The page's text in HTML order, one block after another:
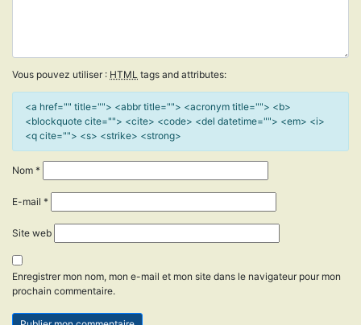
Vous pouvez utiliser : HTML tags and attributes:
<a href="" title=""> <abbr title=""> <acronym title=""> <b>
<blockquote cite=""> <cite> <code> <del datetime=""> <em> <i>
<q cite=""> <s> <strike> <strong>
Nom *
E-mail *
Site web
Enregistrer mon nom, mon e-mail et mon site dans le navigateur pour mon
prochain commentaire.